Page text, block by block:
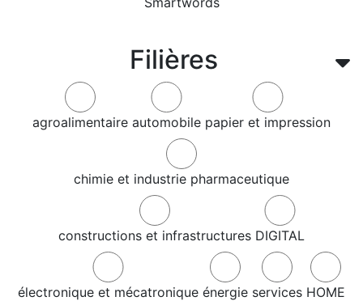
Filières
agroalimentaire automobile papier et impression
chimie et industrie pharmaceutique
constructions et infrastructures DIGITAL
électronique et mécatronique énergie services HOME